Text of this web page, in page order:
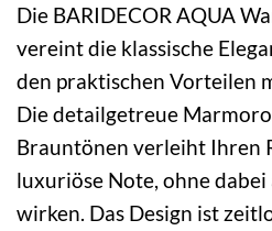
Die BARIDECOR AQUA
vereint die klassische
den praktischen Vorteilen
Die detailgetreue
Brauntönen verleiht Ihren
luxuriöse Note, ohne
wirken. Das Design ist